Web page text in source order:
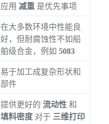
应用 减重是优先事项
在大多数环境中性能良
好，但耐腐蚀性不如船
舶级合金，例如 5083
易于加工成复杂形状和
部件
提供更好的 流动性和
填料密度对于 三维打印